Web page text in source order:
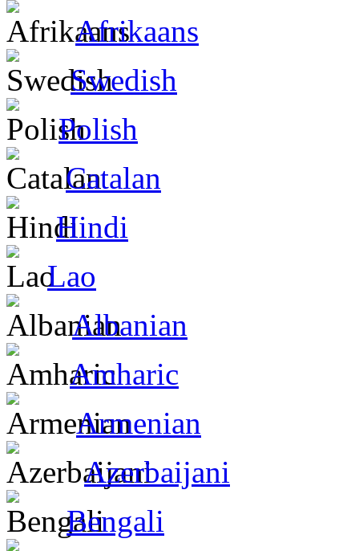
Afrikaans
Swedish
Polish
Catalan
Hindi
Lao
Albanian
Amharic
Armenian
Azerbaijani
Bengali